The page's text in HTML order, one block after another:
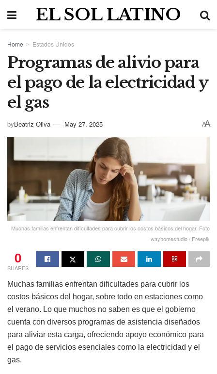
EL SOL LATINO
Home Estados Unidos
Programas de alivio para
el pago de la electricidad y
el gas
byBeatriz Oliva May 27, 2025 AA
Muchas familias enfrentan dificultades para cubrir los costos básicos del hogar. Foto
wayhomestudio / Freepik
0
SHARES
Muchas familias enfrentan dificultades para cubrir los
costos básicos del hogar, sobre todo en estaciones como
el verano. Lo que muchos no saben es que el gobierno
cuenta con diversos programas de asistencia diseñados
para aliviar esta carga, ofreciendo apoyo económico para
el pago de servicios esenciales como la electricidad y el
gas.